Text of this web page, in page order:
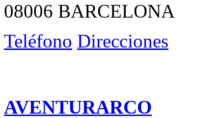
08006 BARCELONA
Teléfono Direcciones
AVENTURARCO